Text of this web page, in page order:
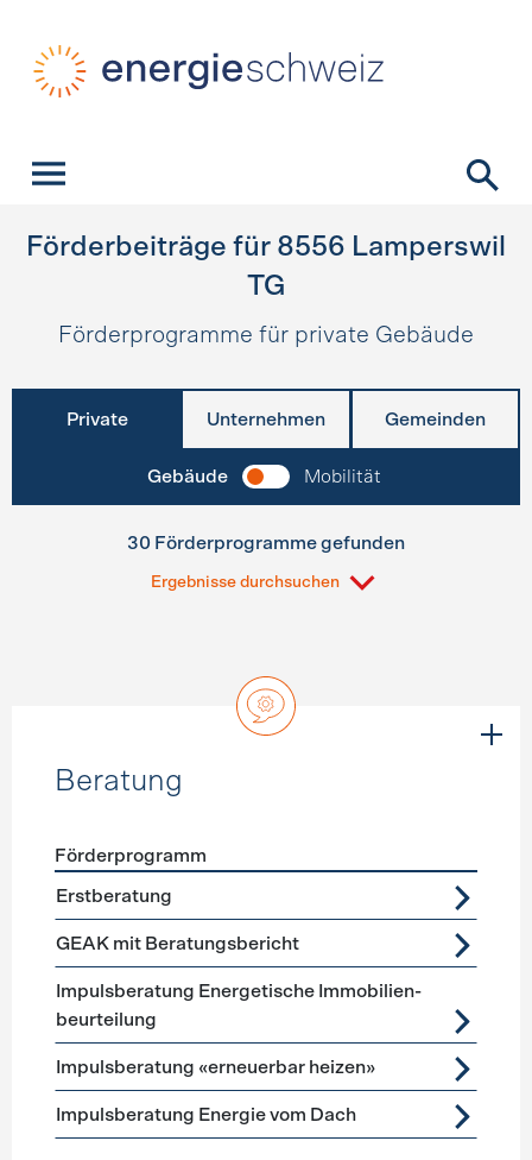
Förderbeiträge für 8556 Lamperswil
TG
Förderprogramme für private Gebäude
Private Unternehmen Gemeinden
Gebäude Mobilität
30 Förderprogramme gefunden
Ergebnisse durchsuchen
Beratung
Förderprogramme
Förderprogramm
Erstberatung
GEAK mit Beratungsbericht
Impuls­beratung Energetische Immobilien­
beurteilung
Impulsberatung «erneuerbar heizen»
Impulsberatung Energie vom Dach